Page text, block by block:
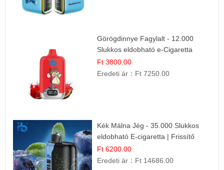
Görögdinnye Fagylalt - 12.000
Slukkos eldobható e-Cigaretta
Ft 3800.00
Eredeti ár： Ft 7250.00
Kék Málna Jég - 35.000 Slukkos
eldobható E-cigaretta | Frissítő
Ízélmény
Ft 6200.00
Eredeti ár： Ft 14686.00